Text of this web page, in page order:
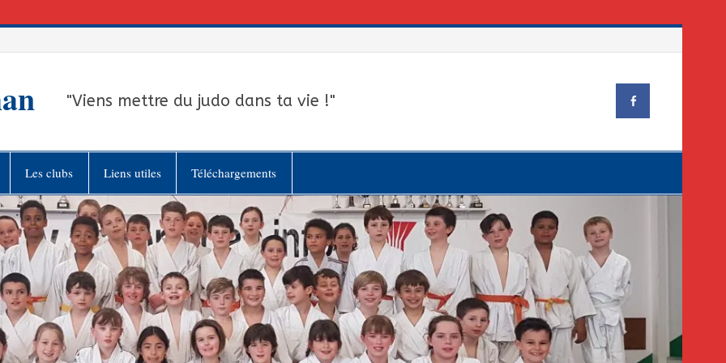
"Viens mettre du judo dans ta vie !"
Les clubs Liens utiles Téléchargements